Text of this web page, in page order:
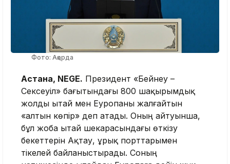
Фото: Ақорда
Астана, NEGE. Президент «Бейнеу –
Сексеуіл» бағытындағы 800 шақырымдық
жолды Қытай мен Еуропаны жалғайтын
«алтын көпір» деп атады. Оның айтуынша,
бұл жоба Қытай шекарасындағы өткізу
бекеттерін Ақтау, Құрық порттарымен
тікелей байланыстырады. Соның